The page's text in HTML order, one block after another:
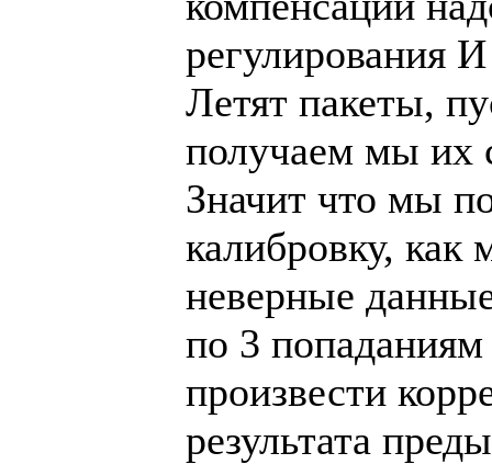
регулирования
Летят пакеты,
получаем мы их
Значит что мы
калибровку,
неверные
по 3
произвести
результата